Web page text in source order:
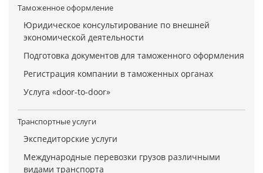
Таможенное оформление
Юридическое консультирование по внешней
экономической деятельности
Подготовка документов для таможенного оформления
Регистрация компании в таможенных органах
Услуга «door-to-door»
Транспортные услуги
Экспедиторские услуги
Международные перевозки грузов различными
видами транспорта